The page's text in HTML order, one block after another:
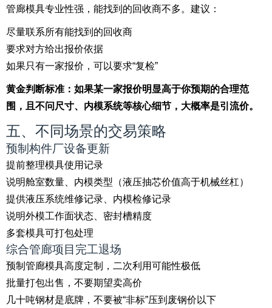
管廊模具专业性强，能找到的回收商不多。建议：
尽量联系所有能找到的回收商
要求对方给出报价依据
如果只有一家报价，可以要求“复检”
黄金判断标准：如果某一家报价明显高于你预期的合理范
围，且不问尺寸、内模系统等核心细节，大概率是引流价。
五、不同场景的交易策略
预制构件厂设备更新
提前整理模具使用记录
说明舱室数量、内模类型（液压抽芯价值高于机械丝杠）
提供液压系统维修记录、内模检修记录
说明外模工作面状态、密封槽精度
多套模具可打包处理
综合管廊项目完工退场
预制管廊模具高度定制，二次利用可能性极低
批量打包出售，不要期望卖高价
几十吨钢材是底牌，不要被“非标”压到废钢价以下